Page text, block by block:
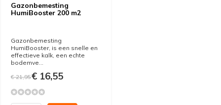
Gazonbemesting
HumiBooster 200 m2
Gazonbemesting
HumiBooster, is een snelle en
effectieve kalk, een echte
bodemve...
€ 21,95€ 16,55